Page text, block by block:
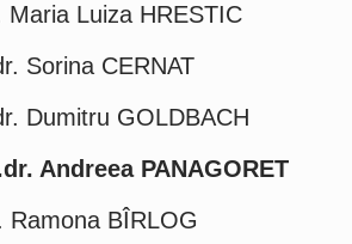
Maria Luiza HRESTIC
Sorina CERNAT
Dumitru GOLDBACH
Andreea PANAGORET
Ramona BÎRLOG